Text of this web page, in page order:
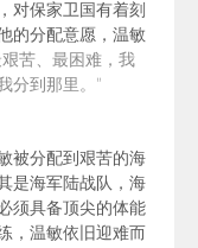
对保家卫国有着刻
的分配意愿，温敏
艰苦、最困难，我
分到那里。”
被分配到艰苦的海
是海军陆战队，海
须具备顶尖的体能
，温敏依旧迎难而